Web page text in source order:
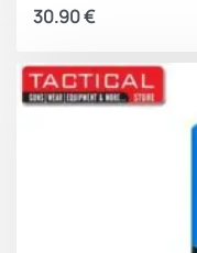
30.90€